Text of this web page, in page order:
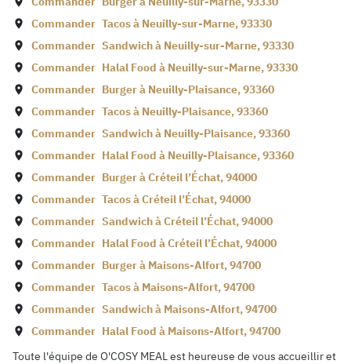
Commander Tacos à Neuilly-sur-Marne,93330
Commander Sandwich à Neuilly-sur-Marne,93330
Commander Halal Food à Neuilly-sur-Marne,93330
Commander Burger à Neuilly-Plaisance,93360
Commander Tacos à Neuilly-Plaisance,93360
Commander Sandwich à Neuilly-Plaisance,93360
Commander Halal Food à Neuilly-Plaisance,93360
Commander Burger àCréteil l’Échat,94000
Commander Tacos àCréteil l’Échat,94000
Commander Sandwich àCréteil l’Échat,94000
Commander Halal Food àCréteil l’Échat,94000
Commander Burger à Maisons-Alfort,94700
Commander Tacos à Maisons-Alfort,94700
Commander Sandwich à Maisons-Alfort,94700
Commander Halal Food à Maisons-Alfort,94700
Toute l'équipe de O'COSY MEAL est heureuse de vous accueillir et